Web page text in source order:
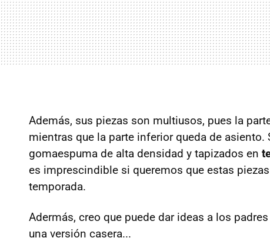
Además, sus piezas son multiusos, pues la
mientras que la parte inferior queda de
gomaespuma de alta densidad y tapizados en
es imprescindible si queremos que estas
temporada.
Adermás, creo que puede dar ideas a los
una versión casera...